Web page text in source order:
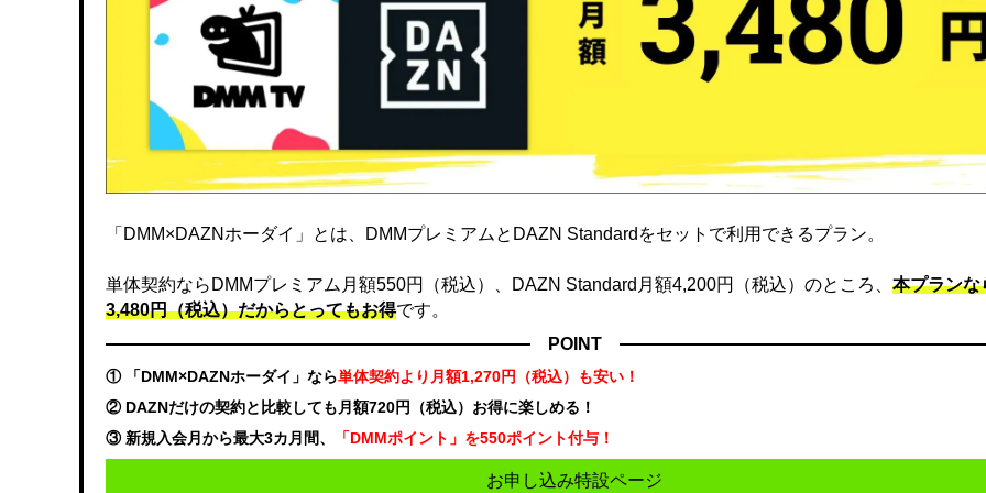
「DMM×DAZNホーダイ」とは、DMMプレミアムとDAZN Standardをセットで利用できるプラン。
単体契約ならDMMプレミアム月額550円（税込）、DAZN Standard月額4,200円（税込）のところ、 本プランな
3,480円（税込）だからとってもお得です。
POINT
① 「DMM×DAZNホーダイ」なら単体契約より月額1,270円（税込）も安い！
② DAZNだけの契約と比較しても月額720円（税込）お得に楽しめる！
③ 新規入会月から最大3カ月間、
「DMMポイント」を550ポイント付与！
お申し込み特設ページ